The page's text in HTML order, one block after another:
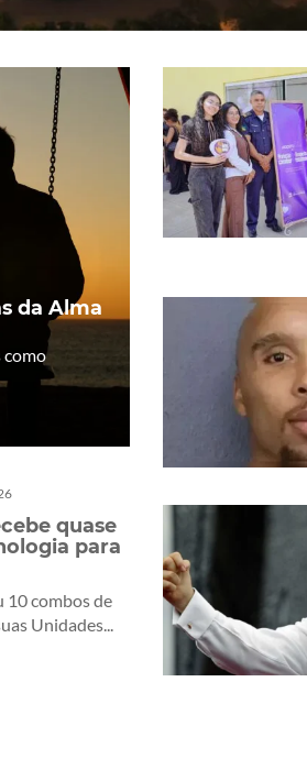
da Alma
como
quase
para
10 combos de
Unidades...